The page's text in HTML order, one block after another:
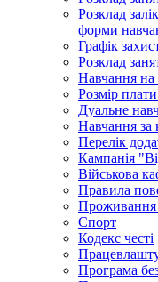
Розклад
форми
Графік
Розклад
Навчання на
Розмір
Дуальне
Навчання за
Перелік
Кампанія
Військова
Правила
Спорт
Кодекс честі
Програма